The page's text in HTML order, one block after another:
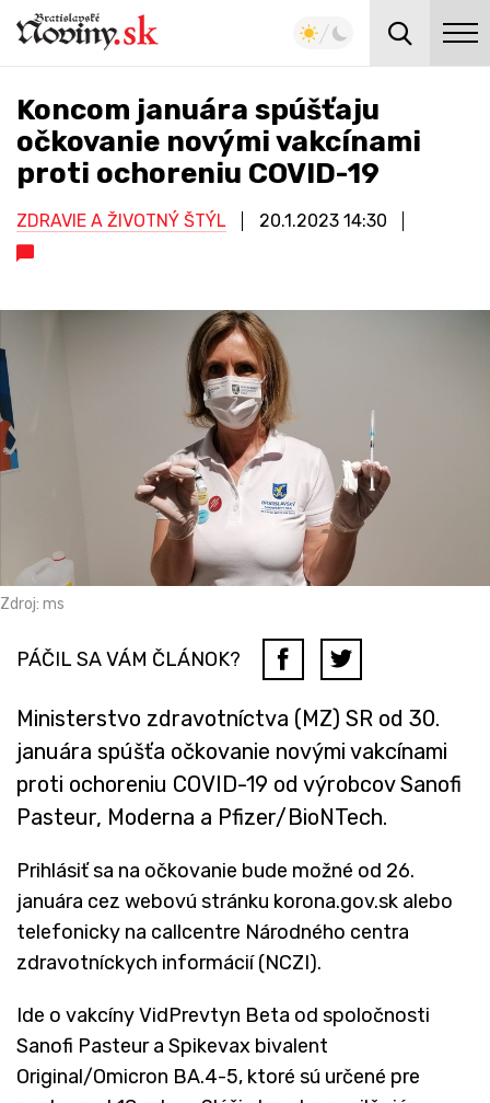
Koncom januára spúšťaju
očkovanie novými vakcínami
proti ochoreniu COVID-19
ZDRAVIE A ŽIVOTNÝ ŠTÝL 20.1.2023 14:30
Zdroj: ms
PÁČIL SA VÁM ČLÁNOK?
Ministerstvo zdravotníctva (MZ) SR od 30.
januára spúšťa očkovanie novými vakcínami
proti ochoreniu COVID-19 od výrobcov Sanofi
Pasteur, Moderna a Pfizer/BioNTech.
Prihlásiť sa na očkovanie bude možné od 26.
januára cez webovú stránku korona.gov.sk alebo
telefonicky na callcentre Národného centra
zdravotníckych informácií (NCZI).
Ide o vakcíny VidPrevtyn Beta od spoločnosti
Sanofi Pasteur a Spikevax bivalent
Original/Omicron BA.4-5, ktoré sú určené pre